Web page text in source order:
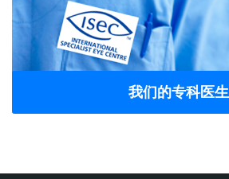
我们的专科医生